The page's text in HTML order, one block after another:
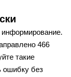
466
такие
ошибку без